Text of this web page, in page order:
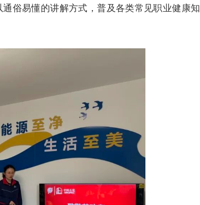
俗易懂的讲解方式，普及各类常见职业健康知